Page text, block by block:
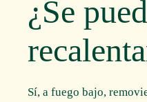
¿Se
Sí, a fuego bajo,